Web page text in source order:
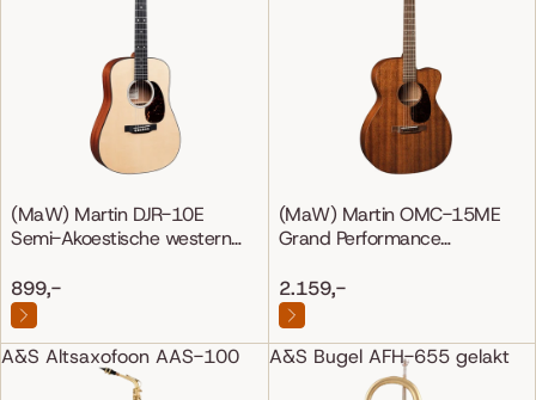
(MaW) Martin DJR-10E
Semi-Akoestische western
899,-
(MaW) Martin OMC-15ME
Grand Performance
2.159,-
A&S Altsaxofoon AAS-100 A&S Bugel AFH-655 gelakt